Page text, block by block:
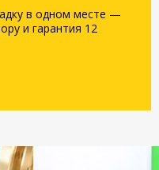
в одном месте —
и гарантия 12